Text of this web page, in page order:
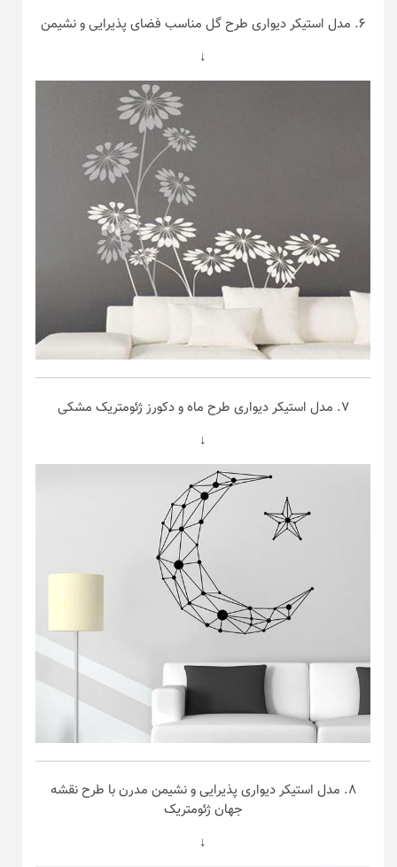
۶. مدل استیکر دیواری طرح گل مناسب فضای پذیرایی و نشیمن
↓
۷. مدل استیکر دیواری طرح ماه و دکورز ژئومتریک مشکی
↓
۸. مدل استیکر دیواری پذیرایی و نشیمن مدرن با طرح نقشه
جهان ژئومتریک
↓